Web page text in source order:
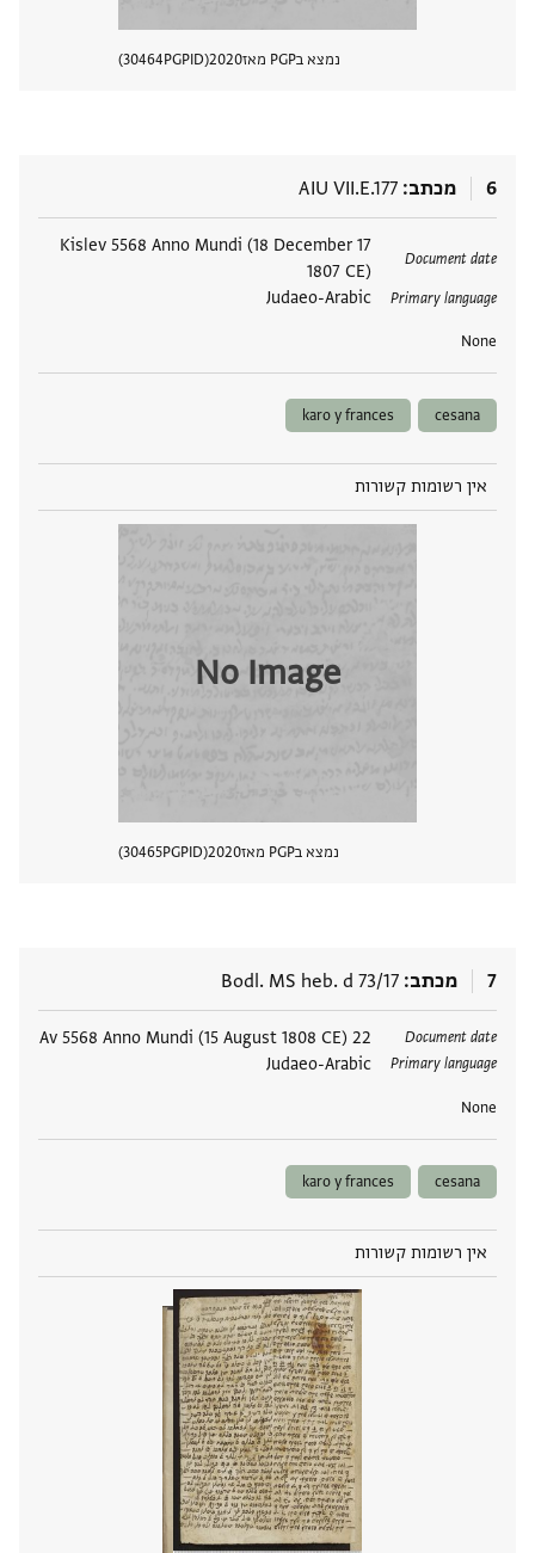
נמצא בPGP מאז 2020
PGPID
30464
6 מכתב AIU VII.E.177
Document date
17 Kislev 5568 Anno Mundi (18 December
1807 CE)
Primary language
Judaeo-Arabic
None
cesana
karo y frances
אין רשומות קשורות
No Image
נמצא בPGP מאז 2020
PGPID
30465
7 מכתב Bodl. MS heb. d 73/17
Document date
22 Av 5568 Anno Mundi (15 August 1808 CE)
Primary language
Judaeo-Arabic
None
תגים
cesana
karo y frances
אין רשומות קשורות